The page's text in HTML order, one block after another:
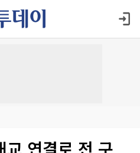
교 연결로 전 구